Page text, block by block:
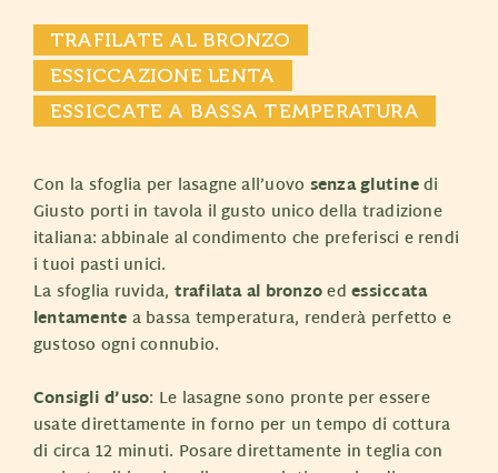
TRAFILATE AL BRONZO
ESSICCAZIONE LENTA
ESSICCATE A BASSA TEMPERATURA
Con la sfoglia per lasagne all’uovo senza glutinedi
Giusto porti in tavola il gusto unico della tradizione
italiana: abbinale al condimento che preferisci e rendi
i tuoi pasti unici.
La sfoglia ruvida, trafilata al bronzoedessiccata
lentamente a bassa temperatura, renderà perfetto e
gustoso ogni connubio.
Consigli d’uso: Le lasagne sono pronte per essere
usate direttamente in forno per un tempo di cottura
di circa 12 minuti. Posare direttamente in teglia con